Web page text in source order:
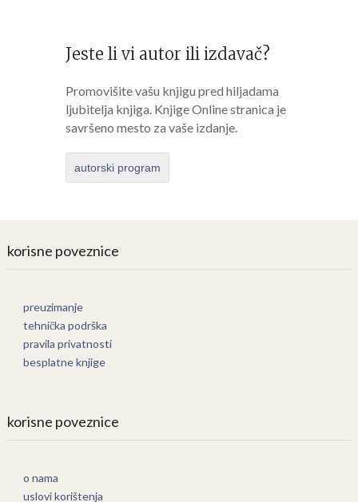
Jeste li vi autor ili izdavač?
Promovišite vašu knjigu pred hiljadama
ljubitelja knjiga. Knjige Online stranica je
savršeno mesto za vaše izdanje.
autorski program
korisne poveznice
preuzimanje
tehnička podrška
pravila privatnosti
besplatne knjige
korisne poveznice
o nama
uslovi korištenja